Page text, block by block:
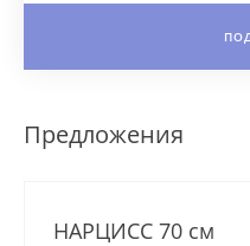
Предложения
НАРЦИСС 70 см